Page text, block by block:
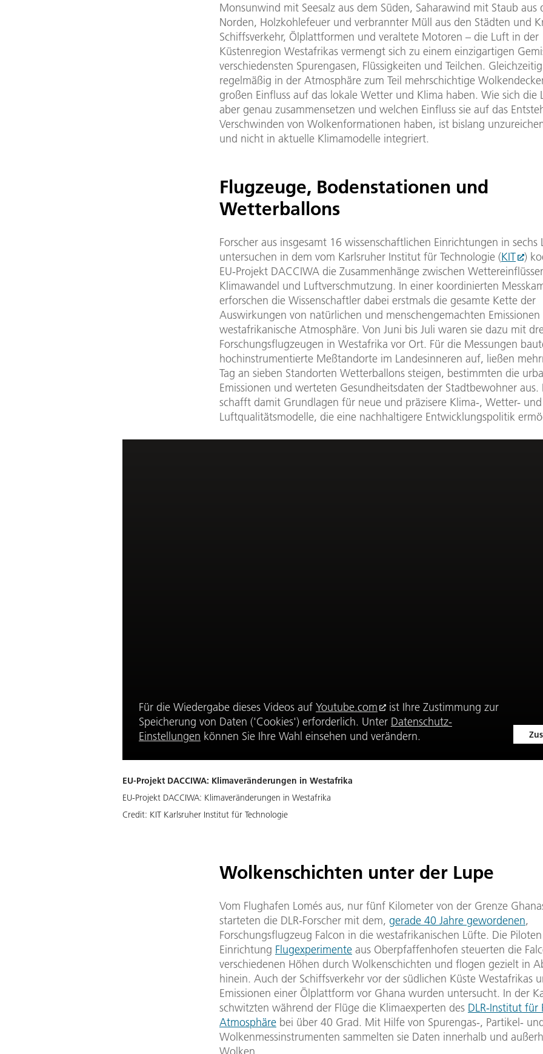
Monsunwind mit Seesalz aus dem Süden, Saharawind mit Staub aus
Norden, Holzkohlefeuer und verbrannter Müll aus den Städten und
Schiffsverkehr, Ölplattformen und veraltete Motoren – die Luft in der
Küstenregion Westafrikas vermengt sich zu einem einzigartigen
verschiedensten Spurengasen, Flüssigkeiten und Teilchen.
regelmäßig in der Atmosphäre zum Teil mehrschichtige
großen Einfluss auf das lokale Wetter und Klima haben. Wie sich die
aber genau zusammensetzen und welchen Einfluss sie auf das
Verschwinden von Wolkenformationen haben, ist bislang
und nicht in aktuelle Klimamodelle integriert.
Flugzeuge, Bodenstationen und
Wetterballons
Forscher aus insgesamt 16 wissenschaftlichen Einrichtungen in sechs
untersuchen in dem vom Karlsruher Institut für Technologie (KIT
)
EU-Projekt DACCIWA die Zusammenhänge zwischen
Klimawandel und Luftverschmutzung. In einer koordinierten
erforschen die Wissenschaftler dabei erstmals die gesamte Kette der
Auswirkungen von natürlichen und menschengemachten
westafrikanische Atmosphäre. Von Juni bis Juli waren sie dazu mit
Forschungsflugzeugen in Westafrika vor Ort. Für die Messungen
hochinstrumentierte Meßtandorte im Landesinneren auf, ließen
Tag an sieben Standorten Wetterballons steigen, bestimmten die
Emissionen und werteten Gesundheitsdaten der Stadtbewohner aus.
schafft damit Grundlagen für neue und präzisere Klima-, Wetter- und
Luftqualitätsmodelle, die eine nachhaltigere Entwicklungspolitik
Für die Wiedergabe dieses Videos auf Youtube.com
ist Ihre Zustimmung zur
Speicherung von Daten ('Cookies') erforderlich. Unter Datenschutz-
Einstellungen können Sie Ihre Wahl einsehen und verändern.
EU-Projekt DACCIWA: Klimaveränderungen in Westafrika
EU-Projekt DACCIWA: Klimaveränderungen in Westafrika
Credit: KIT Karlsruher Institut für Technologie
Wolkenschichten unter der Lupe
Vom Flughafen Lomés aus, nur fünf Kilometer von der Grenze
starteten die DLR-Forscher mit dem, gerade 40 Jahre gewordenen,
Forschungsflugzeug Falcon in die westafrikanischen Lüfte. Die
Einrichtung Flugexperimente aus Oberpfaffenhofen steuerten die
verschiedenen Höhen durch Wolkenschichten und flogen gezielt in
hinein. Auch der Schiffsverkehr vor der südlichen Küste Westafrikas
Emissionen einer Ölplattform vor Ghana wurden untersucht. In der
schwitzten während der Flüge die Klimaexperten des DLR-Institut für
Atmosphäre bei über 40 Grad. Mit Hilfe von Spurengas-, Partikel-
Wolkenmessinstrumenten sammelten sie Daten innerhalb und